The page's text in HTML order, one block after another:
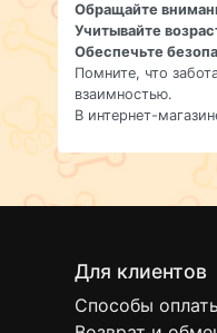
Обращайте
Учитывайте
Обеспечьте
Помните, что
взаимностью.
В интернет-
Для клиентов
Способы